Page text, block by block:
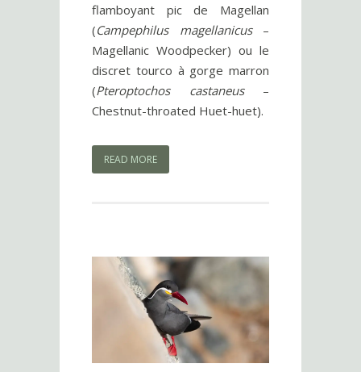
flamboyant pic de Magellan
(Campephilus magellanicus–
Magellanic Woodpecker) ou le
discret tourco à gorge marron
(Pteroptochos castaneus–
Chestnut-throated Huet-huet).
READ MORE